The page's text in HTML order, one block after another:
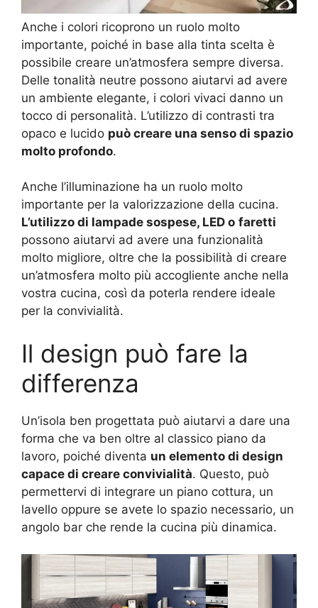
Anche i colori ricoprono un ruolo molto
importante, poiché in base alla tinta scelta è
possibile creare un’atmosfera sempre diversa.
Delle tonalità neutre possono aiutarvi ad avere
un ambiente elegante, i colori vivaci danno un
tocco di personalità. L’utilizzo di contrasti tra
opaco e lucido può creare una senso di spazio
molto profondo.
Anche l’illuminazione ha un ruolo molto
importante per la valorizzazione della cucina.
L’utilizzo di lampade sospese, LED o faretti
possono aiutarvi ad avere una funzionalità
molto migliore, oltre che la possibilità di creare
un’atmosfera molto più accogliente anche nella
vostra cucina, così da poterla rendere ideale
per la convivialità.
Il design può fare la
differenza
Un’isola ben progettata può aiutarvi a dare una
forma che va ben oltre al classico piano da
lavoro, poiché diventa un elemento di design
capace di creare convivialità. Questo, può
permettervi di integrare un piano cottura, un
lavello oppure se avete lo spazio necessario, un
angolo bar che rende la cucina più dinamica.